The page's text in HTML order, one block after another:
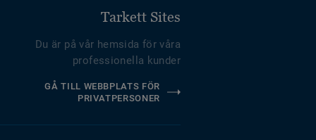
Tarkett Sites
Du är på vår hemsida för våra
professionella kunder
GÅ TILL WEBBPLATS FÖR
PRIVATPERSONER